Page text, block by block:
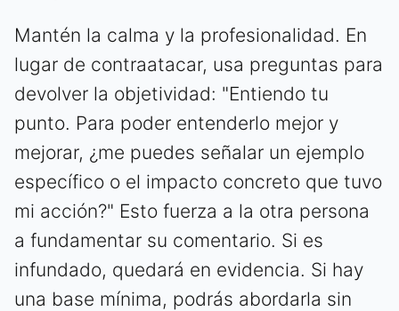
Mantén la calma y la profesionalidad. En
lugar de contraatacar, usa preguntas para
devolver la objetividad: "Entiendo tu
punto. Para poder entenderlo mejor y
mejorar, ¿me puedes señalar un ejemplo
específico o el impacto concreto que tuvo
mi acción?" Esto fuerza a la otra persona
a fundamentar su comentario. Si es
infundado, quedará en evidencia. Si hay
una base mínima, podrás abordarla sin